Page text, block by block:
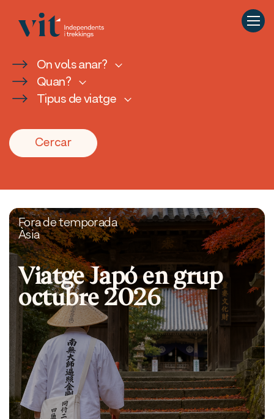
On vols anar?
Quan?
Tipus de viatge
Cercar
Fora de temporada
Àsia
Viatge Japó en grup
octubre 2026